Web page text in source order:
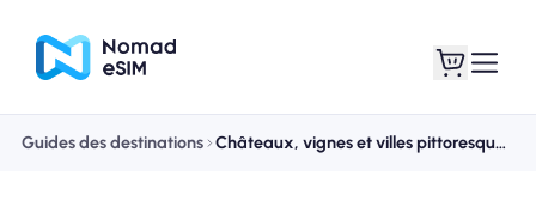
Guides des destinations Châteaux, vignes et villes pittoresques : un guide de la vallée de la Loire